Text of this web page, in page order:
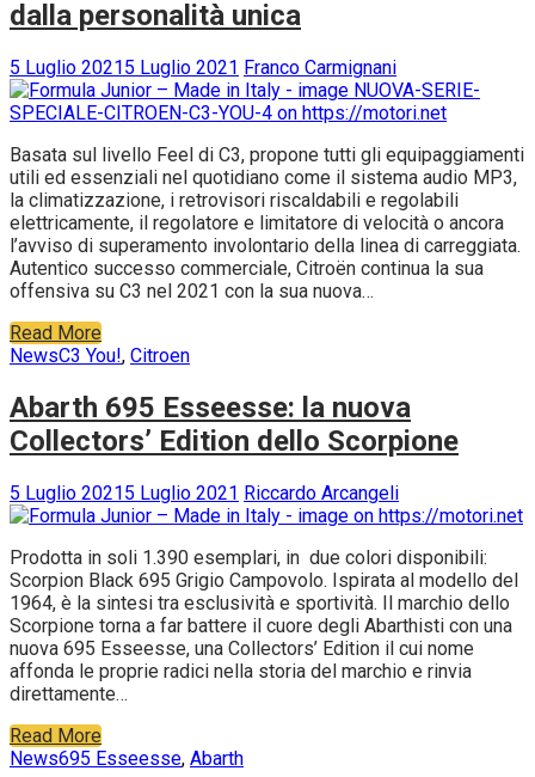
dalla personalità unica
5 Luglio 2021 5 Luglio 2021 Franco Carmignani
Basata sul livello Feel di C3, propone tutti gli equipaggiamenti
utili ed essenziali nel quotidiano come il sistema audio MP3,
la climatizzazione, i retrovisori riscaldabili e regolabili
elettricamente, il regolatore e limitatore di velocità o ancora
l’avviso di superamento involontario della linea di carreggiata.
Autentico successo commerciale, Citroën continua la sua
offensiva su C3 nel 2021 con la sua nuova…
Read More
NewsC3 You!, Citroen
Abarth 695 Esseesse: la nuova
Collectors’ Edition dello Scorpione
5 Luglio 20215 Luglio 2021 Riccardo Arcangeli
Prodotta in soli 1.390 esemplari, in due colori disponibili:
Scorpion Black 695 Grigio Campovolo. Ispirata al modello del
1964, è la sintesi tra esclusività e sportività. Il marchio dello
Scorpione torna a far battere il cuore degli Abarthisti con una
nuova 695 Esseesse, una Collectors’ Edition il cui nome
affonda le proprie radici nella storia del marchio e rinvia
direttamente…
Read More
News695 Esseesse, Abarth